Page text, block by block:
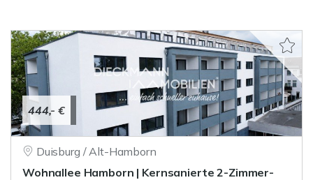
444,- €
Duisburg / Alt-Hamborn
Wohnallee Hamborn | Kernsanierte 2-Zimmer-